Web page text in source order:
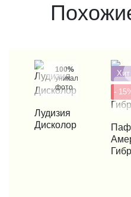
100%
уникальные
фото
КУПИТЬ В 1 КЛИК
Лудизия
Дисколор
Хит
-
КУПИТЬ